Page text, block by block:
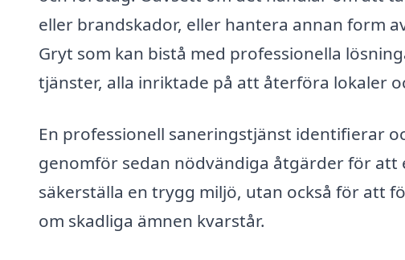
eller brandskador, eller hantera annan form
Gryt som kan bistå med professionella
tjänster, alla inriktade på att återföra lokaler
En professionell saneringstjänst identifierar
genomför sedan nödvändiga åtgärder för
säkerställa en trygg miljö, utan också för att
om skadliga ämnen kvarstår.